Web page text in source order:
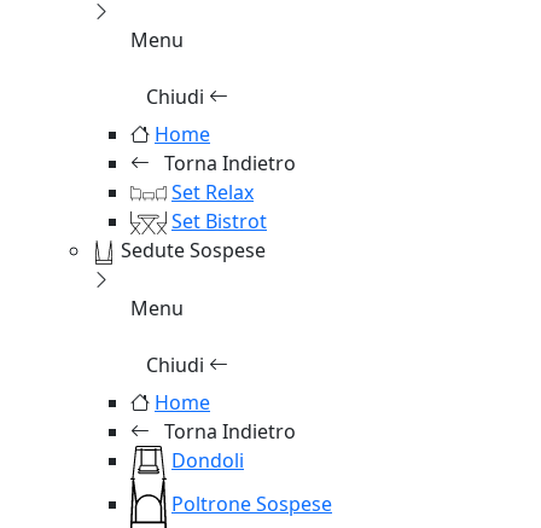
Menu
Chiudi
Home
Torna Indietro
Set Relax
Set Bistrot
Sedute Sospese
Menu
Chiudi
Home
Torna Indietro
Dondoli
Poltrone Sospese